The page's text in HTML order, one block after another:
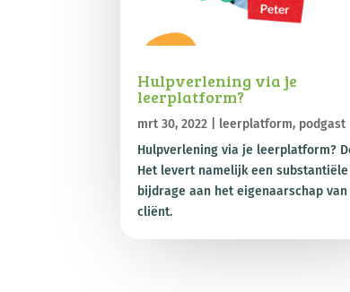
Hulpverlening via je
leerplatform?
mrt 30, 2022 leerplatform, podgast
Hulpverlening via je leerplatform?
Het levert namelijk een substantiële
bijdrage aan het eigenaarschap van
cliënt.